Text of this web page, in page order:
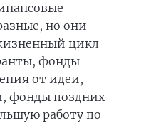
но они
цикл
фонды
от идеи,
фонды поздних
работу по